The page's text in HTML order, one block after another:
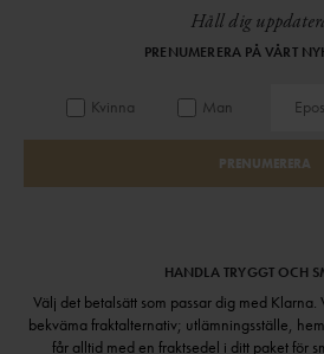
Håll dig
PRENUMERERA PÅ VÅRT
Kvinna Man
PRENUMERERA
HANDLA TRYGGT OCH
Välj det betalsätt som passar dig med
bekväma fraktalternativ; utlämningsställe,
får alltid med en fraktsedel i ditt paket för